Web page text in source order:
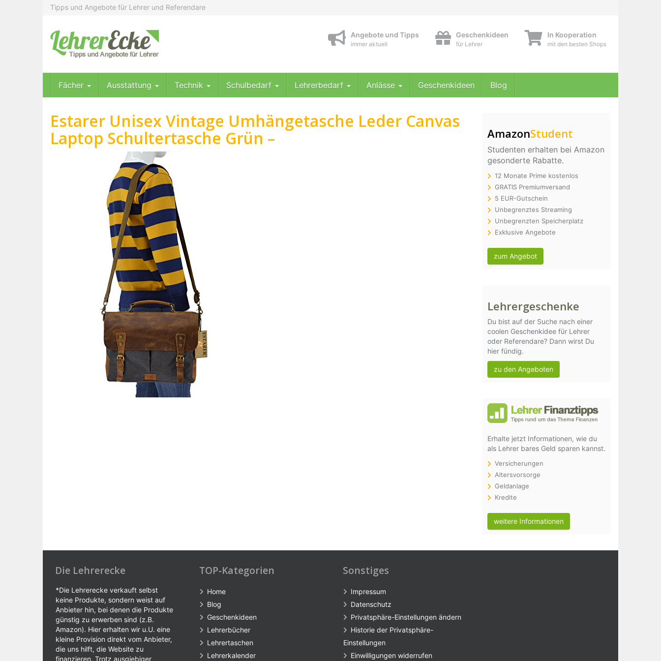
Tipps und Angebote für Lehrer und Referendare
Angebote und Tipps
immer aktuell
Geschenkideen
für Lehrer
In Kooperation
mit den besten Shops
Fächer Ausstattung Technik Schulbedarf Lehrerbedarf Anlässe Geschenkideen Blog
Estarer Unisex Vintage Umhängetasche Leder Canvas
Laptop Schultertasche Grün –
AmazonStudent
Studenten erhalten bei Amazon
gesonderte Rabatte.
12 Monate Prime kostenlos
GRATIS Premiumversand
5 EUR-Gutschein
Unbegrenztes Streaming
Unbegrenzten Speicherplatz
Exklusive Angebote
zum Angebot
Lehrergeschenke
Du bist auf der Suche nach einer
coolen Geschenkidee für Lehrer
oder Referendare? Dann wirst Du
hier fündig.
zu den Angeboten
Erhalte jetzt Informationen, wie du
als Lehrer bares Geld sparen kannst.
Versicherungen
Altersvorsorge
Geldanlage
Kredite
weitere Informationen
Die Lehrerecke
*Die Lehrerecke verkauft selbst
keine Produkte, sondern weist auf
Anbieter hin, bei denen die Produkte
günstig zu erwerben sind (z.B.
Amazon). Hier erhalten wir u.U. eine
kleine Provision direkt vom Anbieter,
die uns hilft, die Website zu
finanzieren. Trotz ausgiebiger
TOP-Kategorien
Home
Blog
Geschenkideen
Lehrerbücher
Lehrertaschen
Lehrerkalender
Sonstiges
Impressum
Datenschutz
Privatsphäre-Einstellungen ändern
Historie der Privatsphäre-
Einstellungen
Einwilligungen widerrufen